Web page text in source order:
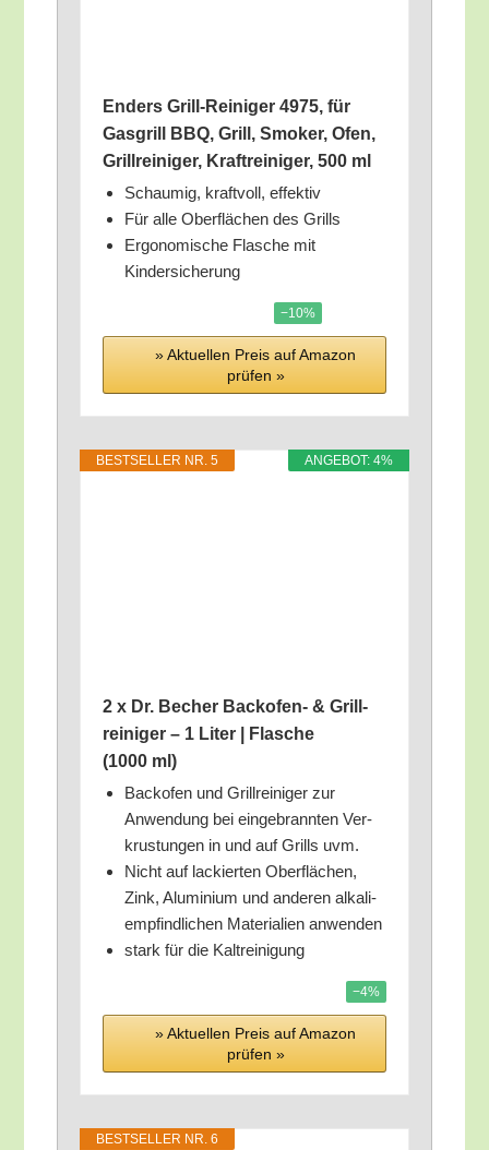
Enders Grill-Rei­ni­ger 4975, für
Gas­grill BBQ, Grill, Smo­ker, Ofen,
Grill­rei­ni­ger, Kraft­rei­ni­ger, 500 ml
Schau­mig, kraft­voll, effektiv
Für alle Ober­flä­chen des Grills
Ergo­no­mi­sche Fla­sche mit
Kindersicherung
−10%
» Aktu­el­len Preis auf Ama­zon
prü­fen »
ANGE­BOT: 4%
BEST­SEL­LER NR. 5
2 x Dr. Becher Back­ofen- & Grill­
rei­ni­ger – 1 Liter | Fla­sche
(1000 ml)
Back­ofen und Grill­rei­ni­ger zur
Anwen­dung bei ein­ge­brann­ten Ver­
krus­tun­gen in und auf Grills uvm.
Nicht auf lackier­ten Ober­flä­chen,
Zink, Alu­mi­ni­um und ande­ren alka­li­
emp­find­li­chen Mate­ria­li­en anwenden
stark für die Kaltreinigung
−4%
» Aktu­el­len Preis auf Ama­zon
prü­fen »
BEST­SEL­LER NR. 6